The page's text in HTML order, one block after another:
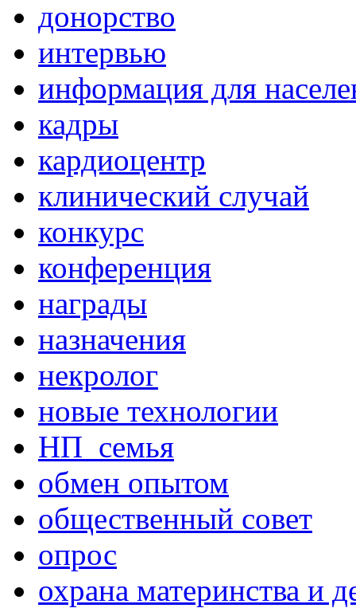
донорство
интервью
информация для
кадры
кардиоцентр
клинический случай
конкурс
конференция
награды
назначения
некролог
новые технологии
НП_семья
обмен опытом
общественный совет
опрос
охрана материнства и